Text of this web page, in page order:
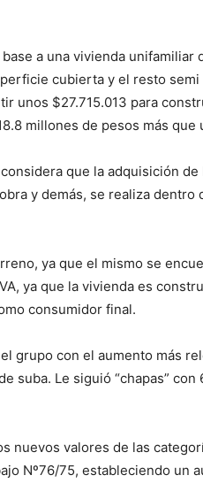
a una vivienda
cubierta y el resto
unos $27.715.013 para
millones de pesos más que
que la adquisición
y demás, se realiza dentro
ya que el mismo se
ya que la vivienda es
consumidor final.
grupo con el aumento más
suba. Le siguió “chapas” con
nuevos valores de las
Nº76/75, estableciendo un